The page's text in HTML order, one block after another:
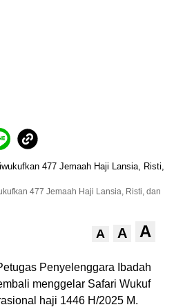
477 Jemaah Haji Lansia, Risti, dan
A A A
Penyelenggara Ibadah
menggelar Safari Wukuf
haji 1446 H/2025 M.